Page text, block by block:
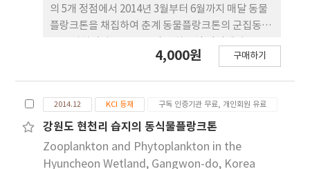
사 기간 내내 높은 용존산소량은 (9.0~11.0
mg·liter-1) 산간 계류의 특성을 보이는 것이며 수
온은 3월에 10.1°C에서 7월에 27.9°C로 서서히 증가
하였고 높은 pH는 (7.9~ 8.9) 조사 수역 주변의 석회
의 5개 정점에서 2014년 3월부터 6월까지 매달 동물
플랑크톤을 채집하여 춘계 동물플랑크톤의 군집동태
5.0~7.0mgL-1로 강 상류역의 7.0~11.0mgL-1보다
가하였다. 동물플랑크톤은 윤충류 25종, 지각류 8종,
요각류 30종, 수서곤충 6종, 십각류 4종, 따개비 유생
2종, 다모류 유생 2종과 단각류, 등각류, 이매패류, 미
충류, 선충류, 모악동물, 자포동물, 야광충이 각각 1
4,000원 구매하기
2014.12 KCI 등재 구독 인증기관 무료, 개인회원 유료
강원도 현천리 습지의 동식물플랑크톤
Zooplankton and Phytoplankton in the
Hyuncheon Wetland, Gangwon-do, Korea